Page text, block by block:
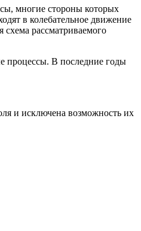
многие стороны которых
в колебательное движение
рассматриваемого
процессы. В последние годы
и исключена возможность их